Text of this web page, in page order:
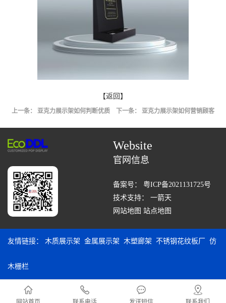
【返回】
上一条： 亚克力展示架如何判断优质 下一条： 亚克力展示架如何营销顾客
Website
官网信息
备案号： 粤ICP备2021131725号
技术支持： 一箭天
网站地图 站点地图
友情链接： 木质展示架 金属展示架 木塑廊架 不锈钢花纹板厂 仿
木栅栏